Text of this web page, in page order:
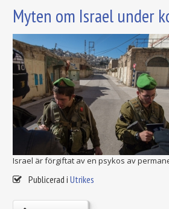
Myten om Israel under
Israel är förgiftat av en psykos av
Publicerad i Utrikes